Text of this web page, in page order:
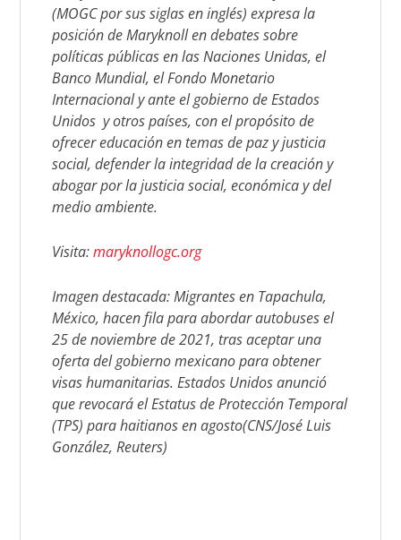
(MOGC por sus siglas en inglés) expresa la
posición de Maryknoll en debates sobre
políticas públicas en las Naciones Unidas, el
Banco Mundial, el Fondo Monetario
Internacional y ante el gobierno de Estados
Unidos y otros países, con el propósito de
ofrecer educación en temas de paz y justicia
social, defender la integridad de la creación y
abogar por la justicia social, económica y del
medio ambiente.
Visita:maryknollogc.org
Imagen destacada: Migrantes en Tapachula,
México, hacen fila para abordar autobuses el
25 de noviembre de 2021, tras aceptar una
oferta del gobierno mexicano para obtener
visas humanitarias. Estados Unidos anunció
que revocará el Estatus de Protección Temporal
(TPS) para haitianos en agosto(CNS/José Luis
González, Reuters)